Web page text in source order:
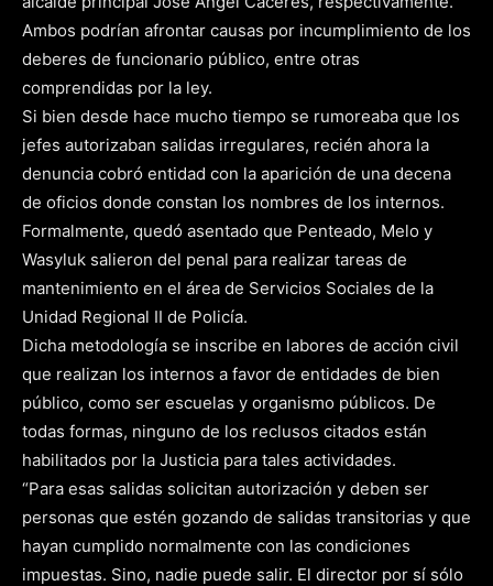
Ambos podrían afrontar causas por incumplimiento de los
deberes de funcionario público, entre otras
comprendidas por la ley.
Si bien desde hace mucho tiempo se rumoreaba que los
jefes autorizaban salidas irregulares, recién ahora la
denuncia cobró entidad con la aparición de una decena
de oficios donde constan los nombres de los internos.
Formalmente, quedó asentado que Penteado, Melo y
Wasyluk salieron del penal para realizar tareas de
mantenimiento en el área de Servicios Sociales de la
Unidad Regional II de Policía.
Dicha metodología se inscribe en labores de acción civil
que realizan los internos a favor de entidades de bien
público, como ser escuelas y organismo públicos. De
todas formas, ninguno de los reclusos citados están
habilitados por la Justicia para tales actividades.
“Para esas salidas solicitan autorización y deben ser
personas que estén gozando de salidas transitorias y que
hayan cumplido normalmente con las condiciones
impuestas. Sino, nadie puede salir. El director por sí sólo